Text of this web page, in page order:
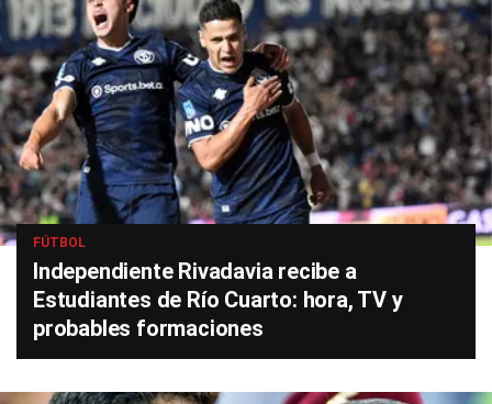
FÚTBOL
Independiente Rivadavia recibe a
Estudiantes de Río Cuarto: hora, TV y
probables formaciones